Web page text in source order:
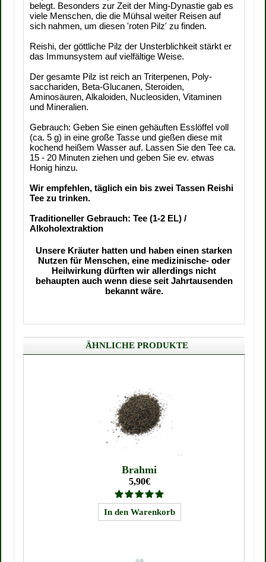
belegt. Besonders zur Zeit der Ming-Dynastie gab es
viele Menschen, die die Mühsal weiter Reisen auf
sich nahmen, um diesen 'roten Pilz' zu finden.
Reishi, der göttliche Pilz der Unsterblichkeit stärkt er
das Immunsystem auf vielfältige Weise.
Der gesamte Pilz ist reich an Triterpenen, Poly-
sacchariden, Beta-Glucanen, Steroiden,
Aminosäuren, Alkaloiden, Nucleosiden, Vitaminen
und Mineralien.
Gebrauch: Geben Sie einen gehäuften Esslöffel voll
(ca. 5 g) in eine große Tasse und gießen diese mit
kochend heißem Wasser auf. Lassen Sie den Tee ca.
15 - 20 Minuten ziehen und geben Sie ev. etwas
Honig hinzu.
Wir empfehlen, täglich ein bis zwei Tassen Reishi
Tee zu trinken.
Traditioneller Gebrauch: Tee (1-2 EL) /
Alkoholextraktion
Unsere Kräuter hatten und haben einen starken
Nutzen für Menschen, eine medizinische- oder
Heilwirkung dürften wir allerdings nicht
behaupten auch wenn diese seit Jahrtausenden
bekannt wäre.
ÄHNLICHE PRODUKTE
Brahmi
5,90€